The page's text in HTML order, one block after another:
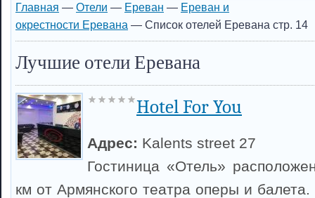
Главная — Отели — Ереван — Ереван и
окрестности Еревана — Список отелей Еревана стр. 14
Лучшие отели Еревана
Hotel For You
Адрес: Kalents street 27
Гостиница «Отель»
км от Армянского театра оперы и